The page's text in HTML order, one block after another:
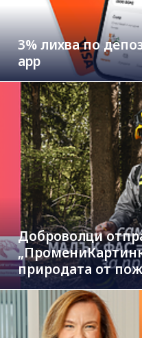
3% лихва по
app
Доброволци
природата от